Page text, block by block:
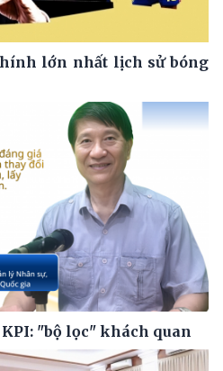
lớn nhất lịch sử bóng
"bộ lọc" khách quan